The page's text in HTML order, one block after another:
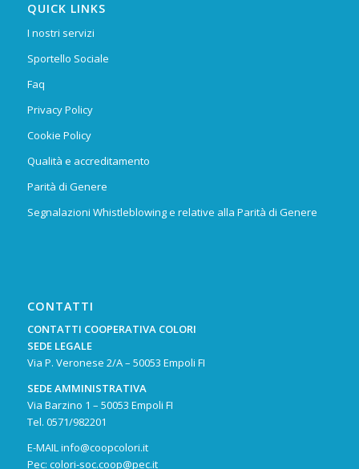
QUICK LINKS
I nostri servizi
Sportello Sociale
Faq
Privacy Policy
Cookie Policy
Qualità e accreditamento
Parità di Genere
Segnalazioni Whistleblowing e relative alla Parità di Genere
CONTATTI
CONTATTI COOPERATIVA COLORI
SEDE LEGALE
Via P. Veronese 2/A – 50053 Empoli FI
SEDE AMMINISTRATIVA
Via Barzino 1 – 50053 Empoli FI
Tel. 0571/982201
E-MAILinfo@coopcolori.it
Pec: colori-soc.coop@pec.it